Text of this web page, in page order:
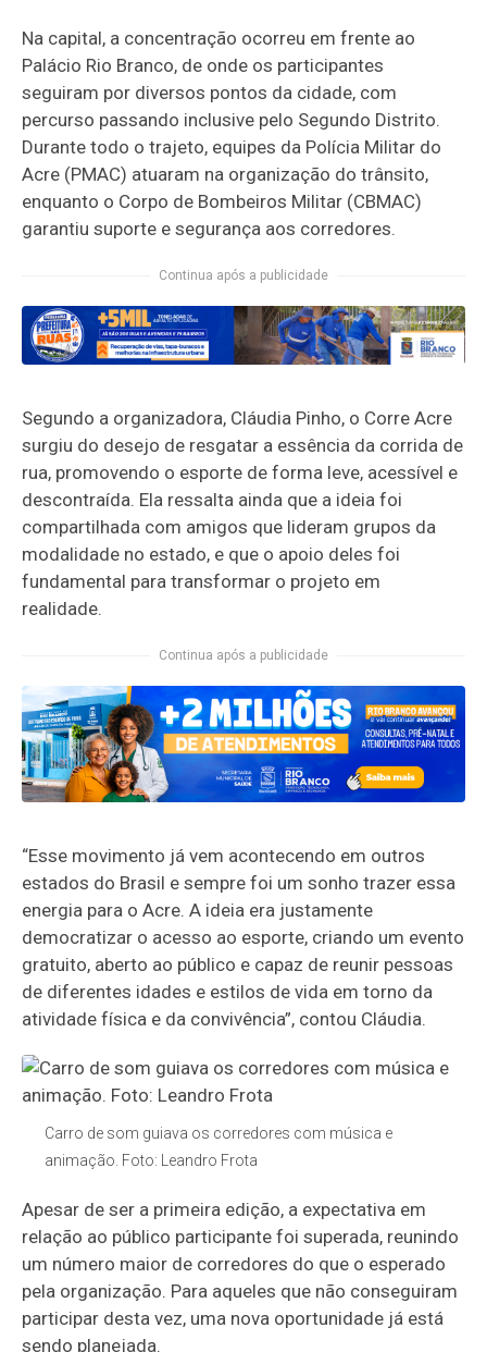
Na capital, a concentração ocorreu em frente ao
Palácio Rio Branco, de onde os participantes
seguiram por diversos pontos da cidade, com
percurso passando inclusive pelo Segundo Distrito.
Durante todo o trajeto, equipes da Polícia Militar do
Acre (PMAC) atuaram na organização do trânsito,
enquanto o Corpo de Bombeiros Militar (CBMAC)
garantiu suporte e segurança aos corredores.
Continua após a publicidade
Segundo a organizadora, Cláudia Pinho, o Corre Acre
surgiu do desejo de resgatar a essência da corrida de
rua, promovendo o esporte de forma leve, acessível e
descontraída. Ela ressalta ainda que a ideia foi
compartilhada com amigos que lideram grupos da
modalidade no estado, e que o apoio deles foi
fundamental para transformar o projeto em
realidade.
Continua após a publicidade
“Esse movimento já vem acontecendo em outros
estados do Brasil e sempre foi um sonho trazer essa
energia para o Acre. A ideia era justamente
democratizar o acesso ao esporte, criando um evento
gratuito, aberto ao público e capaz de reunir pessoas
de diferentes idades e estilos de vida em torno da
atividade física e da convivência”, contou Cláudia.
Carro de som guiava os corredores com música e
animação. Foto: Leandro Frota
Apesar de ser a primeira edição, a expectativa em
relação ao público participante foi superada, reunindo
um número maior de corredores do que o esperado
pela organização. Para aqueles que não conseguiram
participar desta vez, uma nova oportunidade já está
sendo planejada.